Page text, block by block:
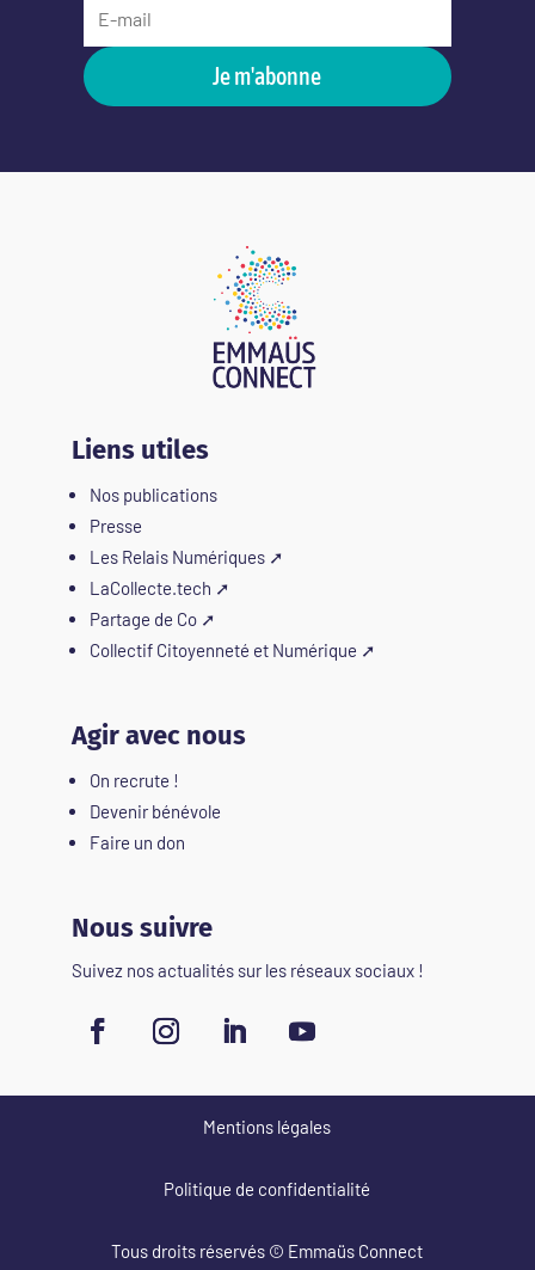
Je m'abonne
Liens utiles
Nos publications
Presse
Les Relais Numériques➚
LaCollecte.tech ➚
Partage de Co➚
Collectif Citoyenneté et Numérique ➚
Agir avec nous
On recrute !
Devenir bénévole
Faire un don
Nous suivre
Suivez nos actualités sur les réseaux sociaux !
Mentions légales
Politique de confidentialité
Tous droits réservés © Emmaüs Connect